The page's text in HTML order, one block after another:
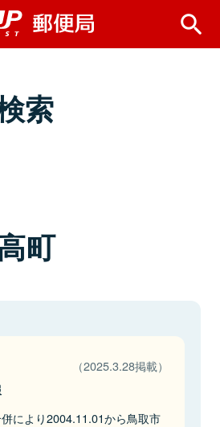
索
町
（2025.3.28掲載）
により2004.11.01から鳥取市